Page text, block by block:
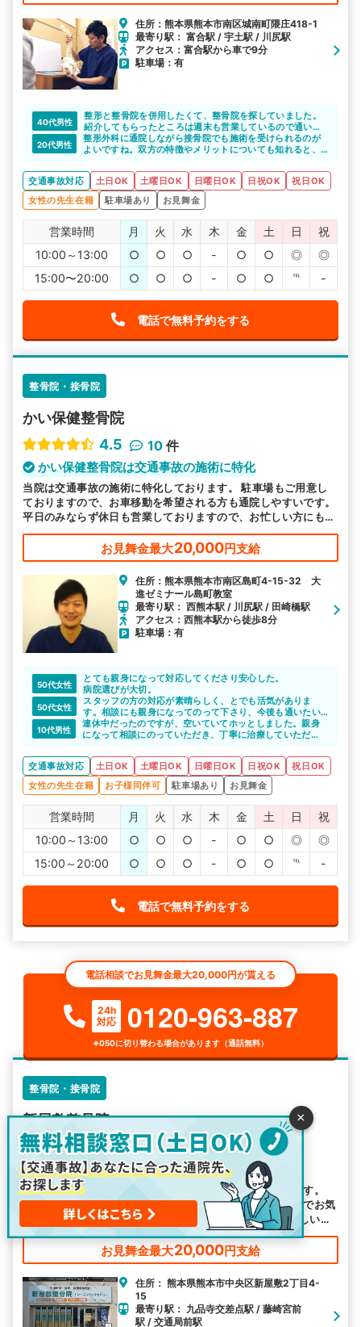
住所：熊本県熊本市南区城南町隈庄418-1
最寄り駅： 富合駅 / 宇土駅 / 川尻駅
アクセス：富合駅から車で9分
駐車場：有
40代男性
整形と整骨院を併用したくて、整骨院を探していました。
紹介してもらったところは週末も営業しているので通い安
かったです。また、先生もきちんとこちらの話を聞いて、
説明もしっかりとしてもらえたので、安心して通院するこ
20代男性
整形外科に通院しながら接骨院でも施術を受けられるのが
よいですね。双方の特徴やメリットについても知れると、
交通事故対応
土日OK 土曜日OK 日曜日OK 日祝OK
祝日OK
女性の先生在籍
駐車場あり お見舞金
営業時間 月 火 水 木 金 土 日
祝
10:00～13:00
○ ○ ○ - ○ ○ ◎
◎
15:00〜20:00
○ ○ ○ - ○ ○ ℡ -
電話で無料予約をする
整骨院・接骨院
かい保健整骨院
4.5
10 件
かい保健整骨院は交通事故の施術に特化
当院は交通事故の施術に特化しております。 駐車場もご用意し
ておりますので、お車移動を希望される方も通院しやすいです。
平日のみならず休日も営業しておりますので、お忙しい方にも通
いやすい環境を整えております。皆様のお越しをお待ちしており
お見舞金最大20,000円支給
住所：熊本県熊本市南区島町4-15-32 大
進ゼミナール島町教室
最寄り駅： 西熊本駅 / 川尻駅 / 田崎橋駅
アクセス：西熊本駅から徒歩8分
駐車場：有
50代女性
とても親身になって対応してくださり安心した。
病院選びが大切。
50代女性
スタッフの方の対応が素晴らしく、とでも活気がありま
す。相談にも親身になってのって下さり、今後も通いたい
です。
10代男性
連休中だったのですが、空いていてホッとしました。親身
になって相談にのっていただき、丁寧に治療していただ
交通事故対応
土日OK 土曜日OK 日曜日OK 日祝OK
祝日OK
女性の先生在籍
お子様同伴可 駐車場あり お見舞金
営業時間 月 火 水 木 金 土 日
祝
10:00～13:00
○ ○ ○ - ○ ○ ◎
◎
15:00～20:00
○ ○ ○ - ○ ○ ℡ -
電話で無料予約をする
電話相談でお見舞金最大20,000円が貰える
24h
対応
0120-963-887
※050に切り替わる場合があります（通話無料）
整骨院・接骨院
新屋敷整骨院
4
2 件
新屋敷整骨院は駅近く・駐車場完備しています
駅から近く駐車場完備で、電車でもお車でも通いやすいです。
交通事故施術や鍼施術が得意で、お子様連れも可能ですのでお気
軽にお越しください。 20時以降や土曜日も営業で、お忙しい方
も来院しやすい環境で皆様のお越しをお待ちしております。
お見舞金最大20,000円支給
住所： 熊本県熊本市中央区新屋敷2丁目4-
15
最寄り駅： 九品寺交差点駅 / 藤崎宮前
駅 / 交通局前駅
×